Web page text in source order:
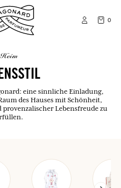
0
heim
eine sinnliche Einladung,
des Hauses mit Schönheit,
Lebensfreude zu